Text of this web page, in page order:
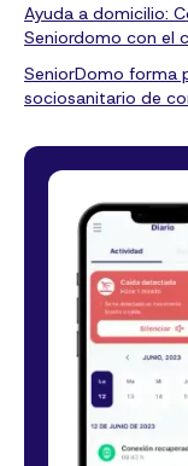
Ayuda a domicilio:
Seniordomo con el
SeniorDomo forma
sociosanitario de